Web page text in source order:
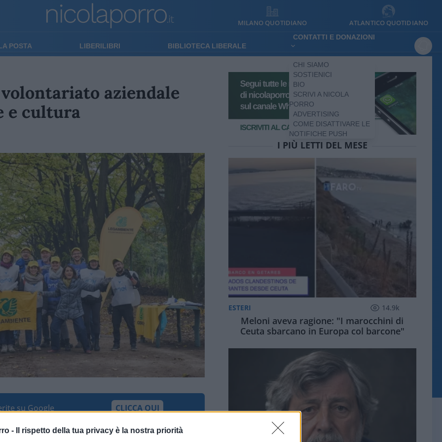
- Il rispetto della tua privacy è la nostra priorità
MILANO QUOTIDIANO ATLANTICO QUOTIDIANO
POSTA LIBERILIBRI BIBLIOTECA LIBERALE
CONTATTI E DONAZIONI
CHI SIAMO
SOSTIENICI
BIO
SCRIVI A NICOLA
PORRO
ADVERTISING
COME DISATTIVARE LE
NOTIFICHE PUSH
aziendale
e cultura
su Google CLICCA QUI
epiù di 20.000 orededicate alla
I PIÙ LETTI DEL MESE
ESTERI 14.9k
Meloni aveva ragione: "I marocchini di
Ceuta sbarcano in Europa col barcone"